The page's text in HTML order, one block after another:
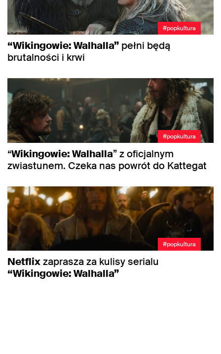
#popkultura
“Wikingowie: Walhalla” pełni będą
brutalności i krwi
#popkultura
“Wikingowie: Walhalla” z oficjalnym
zwiastunem. Czeka nas powrót do Kattegat
#popkultura
Netflixzaprasza za kulisy serialu
“Wikingowie: Walhalla”